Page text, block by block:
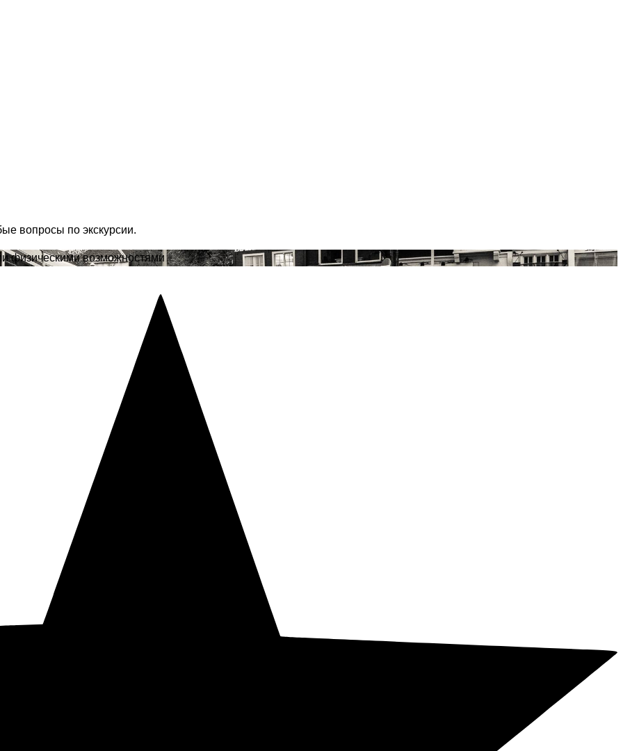
вопросы по экскурсии.
физическими возможностями